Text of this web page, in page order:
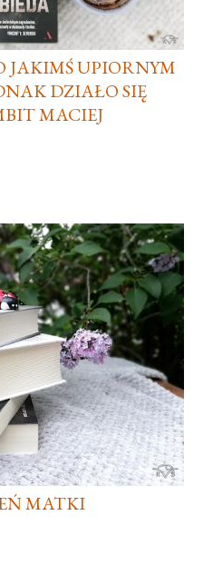
JAKIMŚ UPIORNYM
DZIAŁO SIĘ
MACIEJ
MATKI